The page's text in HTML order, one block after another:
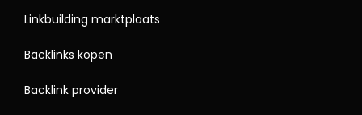
Linkbuilding marktplaats
Backlinks kopen
Backlink provider